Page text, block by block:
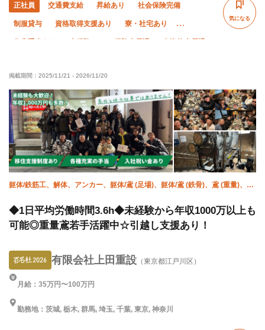
正社員 交通費支給 昇給あり 社会保険完備
制服貸与 資格取得支援あり 寮・社宅あり
住宅手当あり 未経験OK 経験者優遇 有資格者優遇
気になる
掲載期間： 2025/11/21 - 2026/11/20
躯体/鉄筋工、解体、アンカー、躯体/鳶 (足場)、躯体/鳶 (鉄骨)、鳶 (重量)、揚
◆1日平均労働時間3.6h◆未経験から年収1000万以上も
可能◎重量鳶若手活躍中☆引越し支援あり！
有限会社上田重設 （東京都江戸川区）
月給：35万円〜100万円
勤務地：茨城, 栃木, 群馬, 埼玉, 千葉, 東京, 神奈川